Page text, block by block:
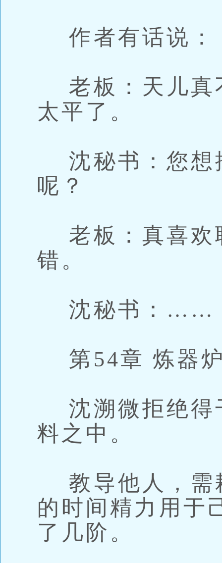
作者有话说：
老板：天儿真
太平了。
沈秘书：您想
呢？
老板：真喜欢
错。
沈秘书：……
第54章 炼器
沈溯微拒绝得
料之中。
教导他人，需
的时间精力用于
了几阶。